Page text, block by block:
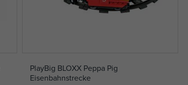
PlayBig BLOXX Peppa Pig
Eisenbahnstrecke